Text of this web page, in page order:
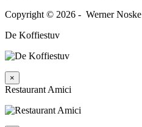
Copyright © 2026 - Werner Noske
De Koffiestuv
×
Restaurant Amici